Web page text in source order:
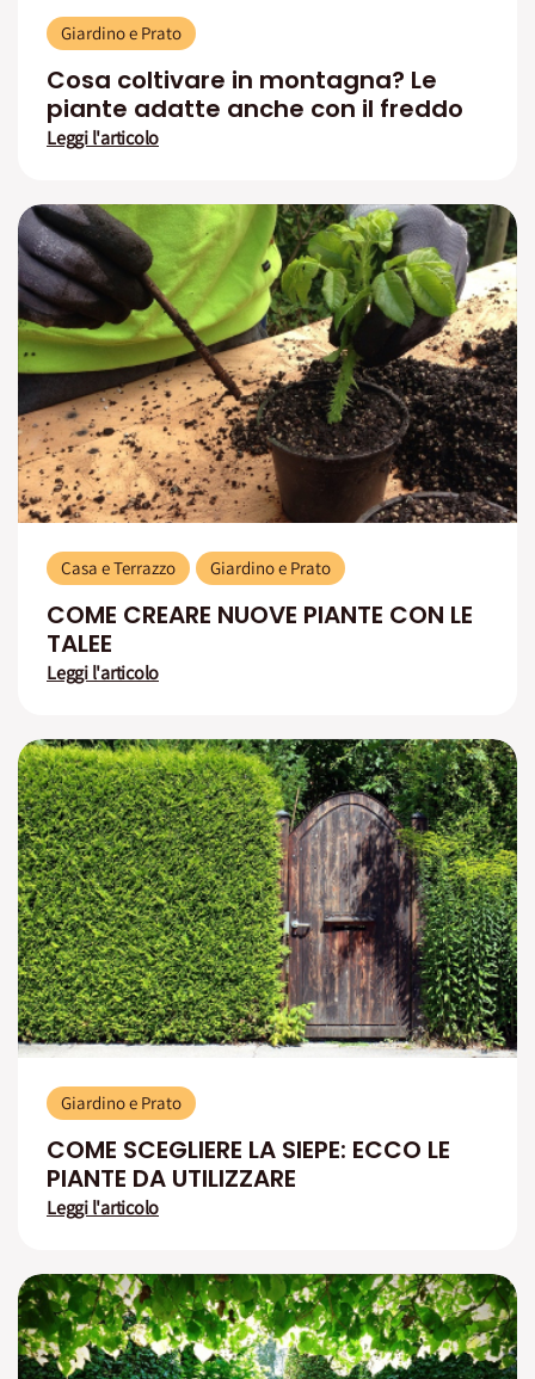
Giardino e Prato
Cosa coltivare in montagna? Le
piante adatte anche con il freddo
Leggi l'articolo
Casa e Terrazzo Giardino e Prato
COME CREARE NUOVE PIANTE CON LE
TALEE
Leggi l'articolo
Giardino e Prato
COME SCEGLIERE LA SIEPE: ECCO LE
PIANTE DA UTILIZZARE
Leggi l'articolo